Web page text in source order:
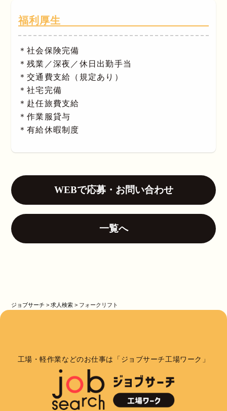
福利厚生
＊社会保険完備
＊残業／深夜／休日出勤手当
＊交通費支給（規定あり）
＊社宅完備
＊赴任旅費支給
＊作業服貸与
＊有給休暇制度
WEBで応募・お問い合わせ
一覧へ
ジョブサーチ >求人検索 > フォークリフト
工場・軽作業などのお仕事は「ジョブサーチ工場ワーク」